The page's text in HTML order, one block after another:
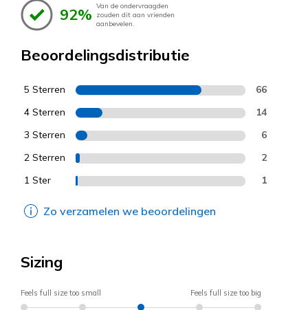
92% Van de ondervraagden
zouden dit aan vrienden
aanbevelen.
Beoordelingsdistributie
5 Sterren 66
4 Sterren 14
3 Sterren 6
2 Sterren 2
1 Ster 1
Zo verzamelen we beoordelingen
Sizing
Feels full size too small Feels full size too big